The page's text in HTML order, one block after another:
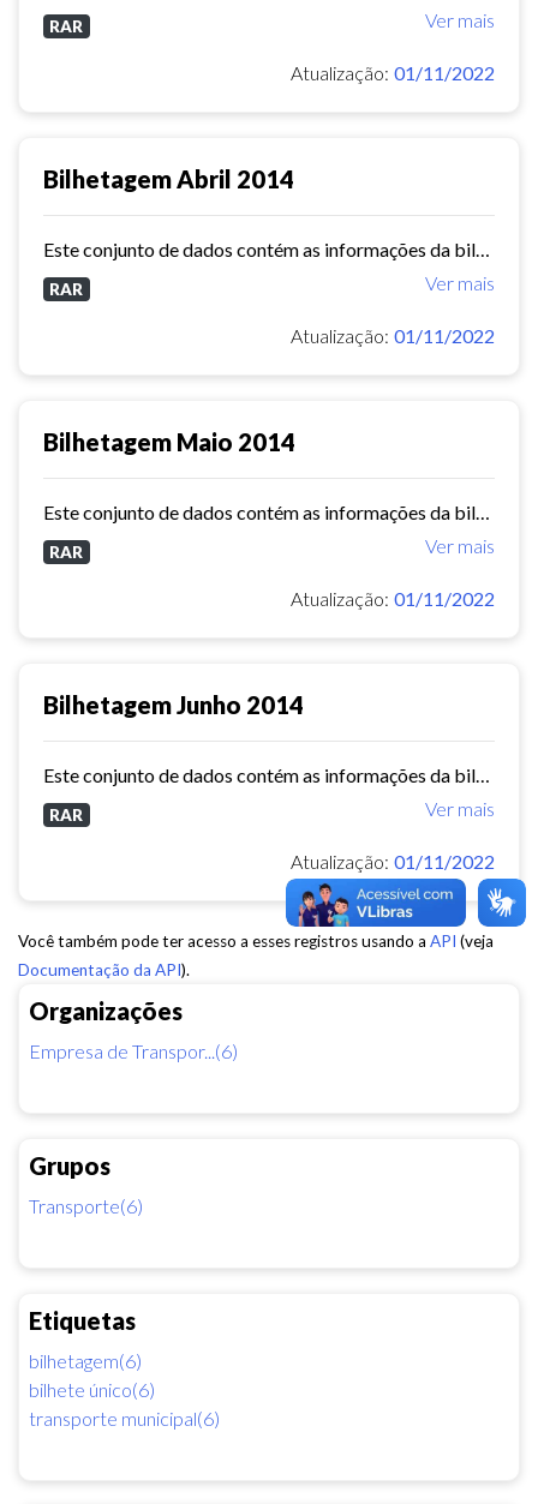
Organizações
Empresa de Transpor...(6)
Grupos
Transporte(6)
Etiquetas
bilhetagem(6)
bilhete único(6)
transporte municipal(6)
Ver mais
RAR
Atualização: 01/11/2022
Bilhetagem Abril 2014
Ver mais
RAR
Atualização: 01/11/2022
Bilhetagem Maio 2014
Ver mais
RAR
Atualização: 01/11/2022
Bilhetagem Junho 2014
Ver mais
RAR
Atualização: 01/11/2022
Você também pode ter acesso a esses registros usando a API (veja
Documentação da API).